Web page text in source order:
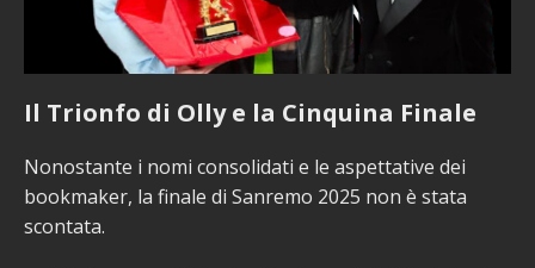
Il Trionfo di Olly e la Cinquina Finale
Nonostante i nomi consolidati e le aspettative dei
bookmaker, la finale di Sanremo 2025 non è stata
scontata.